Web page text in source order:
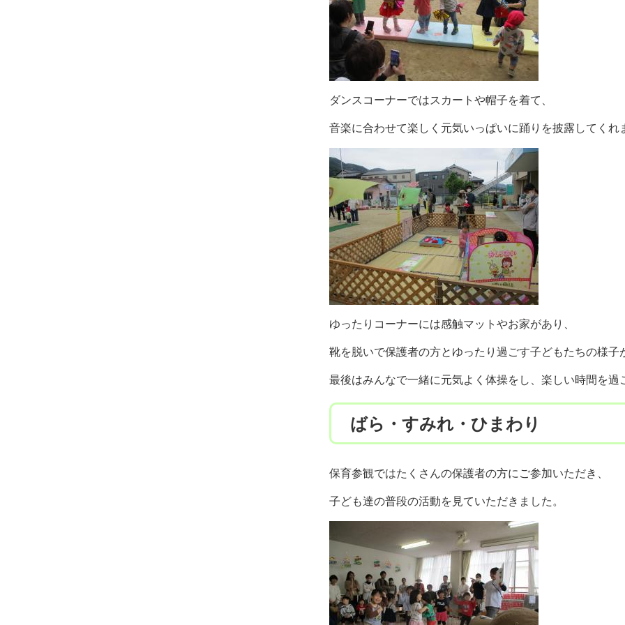
ダンスコーナーではスカートや帽子を着て、
音楽に合わせて楽しく元気いっぱいに踊りを披露してくれ
ゆったりコーナーには感触マットやお家があり、
靴を脱いで保護者の方とゆったり過ごす子どもたちの様子
最後はみんなで一緒に元気よく体操をし、楽しい時間を過
ばら・すみれ・ひまわり
保育参観ではたくさんの保護者の方にご参加いただき、
子ども達の普段の活動を見ていただきました。